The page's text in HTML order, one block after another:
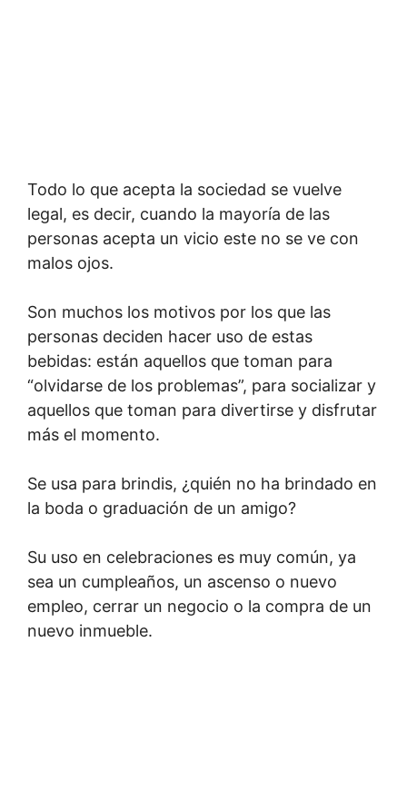
Todo lo que acepta la sociedad se vuelve
legal, es decir, cuando la mayoría de las
personas acepta un vicio este no se ve con
malos ojos.
Son muchos los motivos por los que las
personas deciden hacer uso de estas
bebidas: están aquellos que toman para
“olvidarse de los problemas”, para socializar y
aquellos que toman para divertirse y disfrutar
más el momento.
Se usa para brindis, ¿quién no ha brindado en
la boda o graduación de un amigo?
Su uso en celebraciones es muy común, ya
sea un cumpleaños, un ascenso o nuevo
empleo, cerrar un negocio o la compra de un
nuevo inmueble.